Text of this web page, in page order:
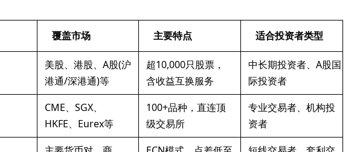
覆盖市场 主要特点 适合投资者类型
美股、港股、A股(沪
港通/深港通)等
超10,000只股票，
含收益互换服务
中长期投资者、A股国
际投资者
CME、SGX、
HKFE、Eurex等
100+品种，直连顶
级交易所
专业交易者、机构投
资者